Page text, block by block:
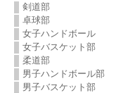
剣道部
卓球部
女子ハンドボール
女子バスケット部
柔道部
男子ハンドボール部
男子バスケット部